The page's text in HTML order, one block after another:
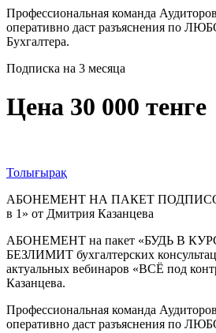
Профессиональная команда
оперативно даст разъяснения по
Бухгалтера.
Подписка на 3 месяца
Цена 30 000 тенге
Толығырақ
АБОНЕМЕНТ НА ПАКЕТ
в 1» от Дмитрия Казанцева
АБОНЕМЕНТ на пакет «БУДЬ В
БЕЗЛИМИТ бухгалтерских
актуальных вебинаров «ВСЁ под
Казанцева.
Профессиональная команда
оперативно даст разъяснения по